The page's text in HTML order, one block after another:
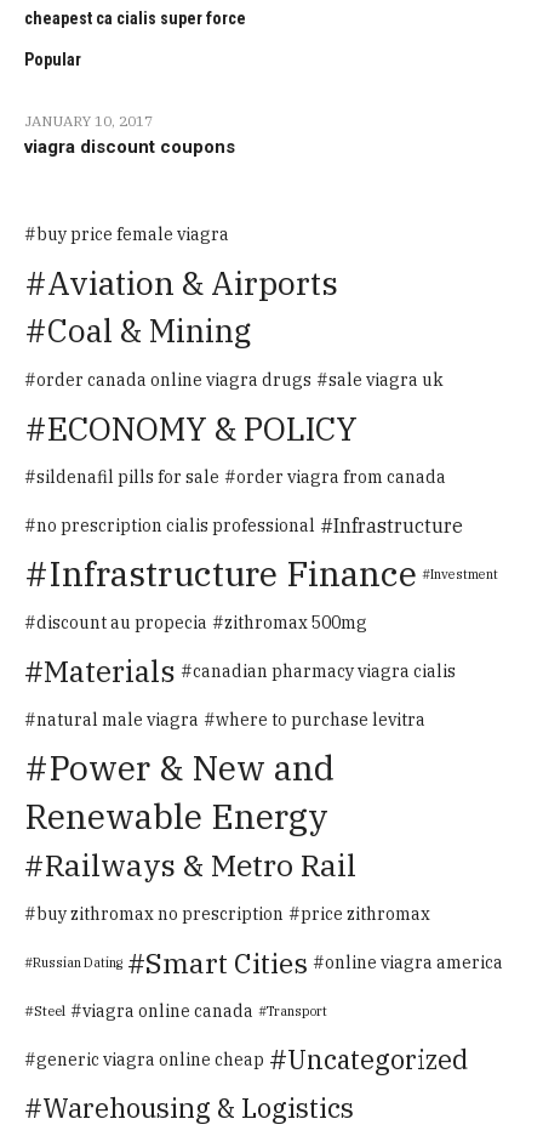
cheapest ca cialis super force
Popular
JANUARY 10, 2017
viagra discount coupons
buy price female viagra
Aviation & Airports
Coal & Mining
order canada online viagra drugs sale viagra uk
ECONOMY & POLICY
sildenafil pills for sale order viagra from canada
no prescription cialis professional Infrastructure
Infrastructure Finance Investment
discount au propecia zithromax 500mg
Materials canadian pharmacy viagra cialis
natural male viagra where to purchase levitra
Power & New and
Renewable Energy
Railways & Metro Rail
buy zithromax no prescription price zithromax
Russian Dating Smart Cities online viagra america
Steel viagra online canada Transport
generic viagra online cheap
Uncategorized
Warehousing & Logistics